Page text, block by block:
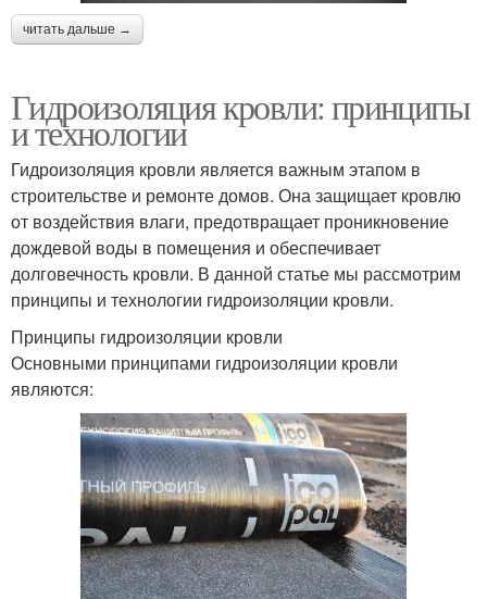
читать дальше →
Гидроизоляция кровли: принципы
и технологии
Гидроизоляция кровли является важным этапом в
строительстве и ремонте домов. Она защищает кровлю
от воздействия влаги, предотвращает проникновение
дождевой воды в помещения и обеспечивает
долговечность кровли. В данной статье мы рассмотрим
принципы и технологии гидроизоляции кровли.
Принципы гидроизоляции кровли
Основными принципами гидроизоляции кровли
являются: